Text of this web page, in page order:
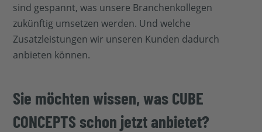
sind gespannt, was unsere Branchenkollegen
zukünftig umsetzen werden. Und welche
Zusatzleistungen wir unseren Kunden dadurch
anbieten können.
Sie möchten wissen, was CUBE
CONCEPTS schon jetzt anbietet?